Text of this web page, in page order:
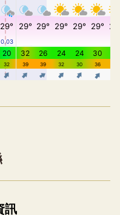
預覽，完整即時空